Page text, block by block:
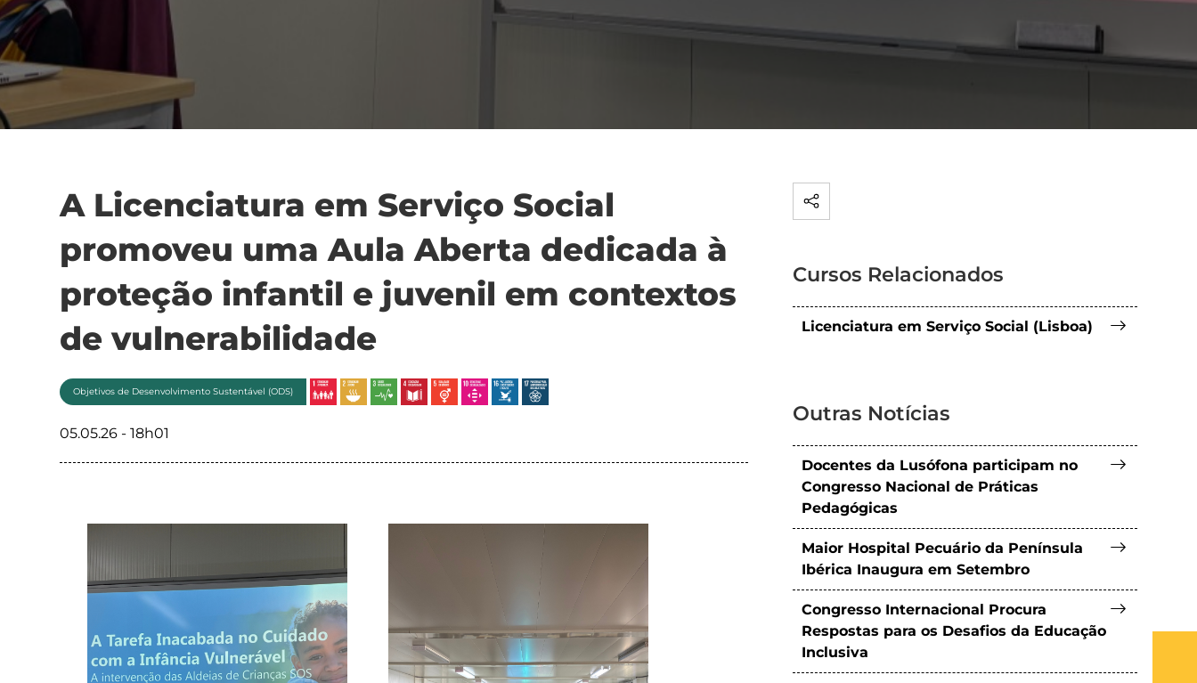
A Licenciatura em Serviço Social
promoveu uma Aula Aberta dedicada à
proteção infantil e juvenil em contextos
de vulnerabilidade
Objetivos de Desenvolvimento Sustentável (ODS)
05.05.26 - 18h01
Cursos Relacionados
Licenciatura em Serviço Social (Lisboa)
Outras Notícias
Docentes da Lusófona participam no
Congresso Nacional de Práticas
Pedagógicas
Maior Hospital Pecuário da Península
Ibérica Inaugura em Setembro
Congresso Internacional Procura
Respostas para os Desafios da Educação
Inclusiva